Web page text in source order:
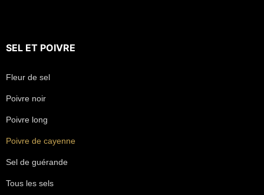
SEL ET POIVRE
Fleur de sel
Poivre noir
Poivre long
Poivre de cayenne
Sel de guérande
Tous les sels